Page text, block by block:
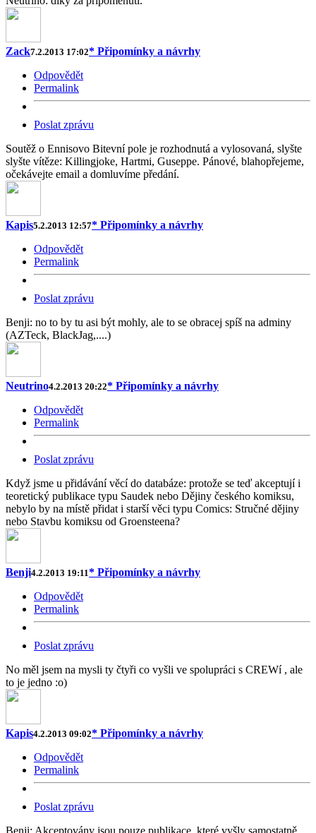
Zack7.2.2013 17:02* Připomínky a návrhy
Odpovědět
Permalink
Poslat zprávu
Soutěž o Ennisovo Bitevní pole je rozhodnutá a vylosovaná, slyšte
slyšte vítěze: Killingjoke, Hartmi, Guseppe. Pánové, blahopřejeme,
očekávejte email a domluvíme předání.
Kapis5.2.2013 12:57* Připomínky a návrhy
Odpovědět
Permalink
Poslat zprávu
Benji: no to by tu asi být mohly, ale to se obracej spíš na adminy
(AZTeck, BlackJag,....)
Neutrino4.2.2013 20:22* Připomínky a návrhy
Odpovědět
Permalink
Poslat zprávu
Když jsme u přidávání věcí do databáze: protože se teď akceptují i
teoretický publikace typu Saudek nebo Dějiny českého komiksu,
nebylo by na místě přidat i starší věci typu Comics: Stručné dějiny
nebo Stavbu komiksu od Groensteena?
Benji4.2.2013 19:11* Připomínky a návrhy
Odpovědět
Permalink
Poslat zprávu
No měl jsem na mysli ty čtyři co vyšli ve spolupráci s CREWí , ale
to je jedno :o)
Kapis4.2.2013 09:02* Připomínky a návrhy
Odpovědět
Permalink
Poslat zprávu
Benji: Akceptovány jsou pouze publikace, které vyšly samostatně,